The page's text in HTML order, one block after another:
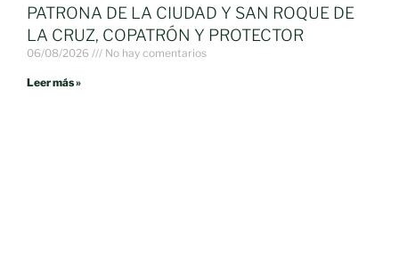
PATRONA DE LA CIUDAD Y SAN ROQUE DE
LA CRUZ, COPATRÓN Y PROTECTOR
06/08/2026 No hay comentarios
Leer más »